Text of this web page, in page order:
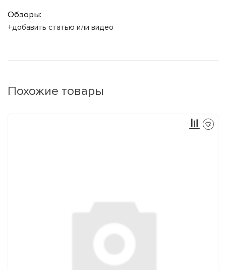
Обзоры:
+добавить статью или видео
Похожие товары